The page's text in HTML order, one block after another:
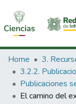
Communities &
All of DSpace
Statistics
Home